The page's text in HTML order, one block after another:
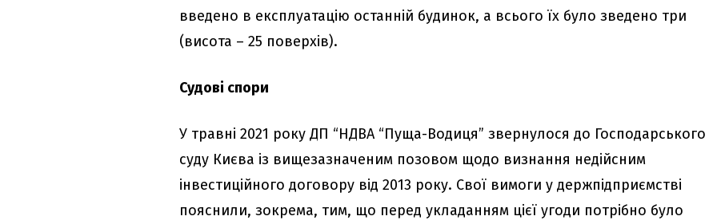
введено в експлуатацію останній будинок, а всього їх було зведено три
(висота – 25 поверхів).
Судові спори
У травні 2021 року ДП “НДВА “Пуща-Водиця” звернулося до Господарського
суду Києва із вищезазначеним позовом щодо визнання недійсним
інвестиційного договору від 2013 року. Свої вимоги у держпідприємстві
пояснили, зокрема, тим, що перед укладанням цієї угоди потрібно було